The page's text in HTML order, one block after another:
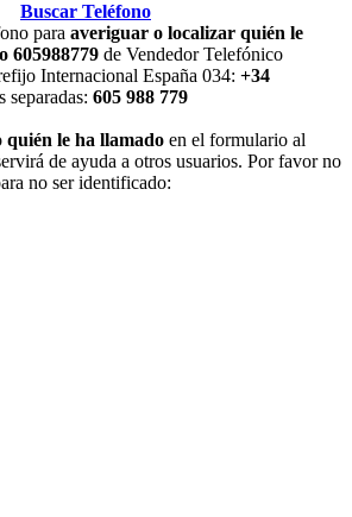
Buscar Teléfono
para averiguar o localizar quién le
605988779 de Vendedor Telefónico
Internacional España 034: +34
separadas: 605 988 779
quién le ha llamado en el formulario al
de ayuda a otros usuarios. Por favor no
no ser identificado: